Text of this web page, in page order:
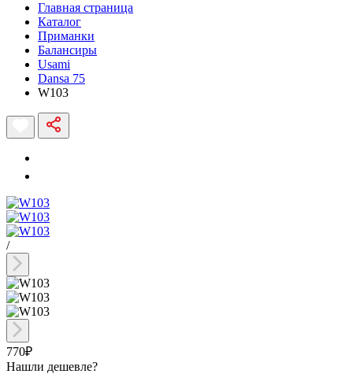
Главная страница
Каталог
Приманки
Балансиры
Usami
Dansa 75
W103
/
770₽
Нашли дешевле?